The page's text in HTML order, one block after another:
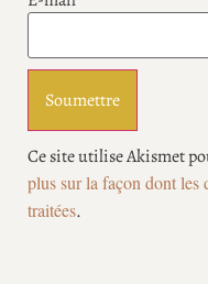
Ce site utilise Akismet
plus sur la façon dont les
traitées.